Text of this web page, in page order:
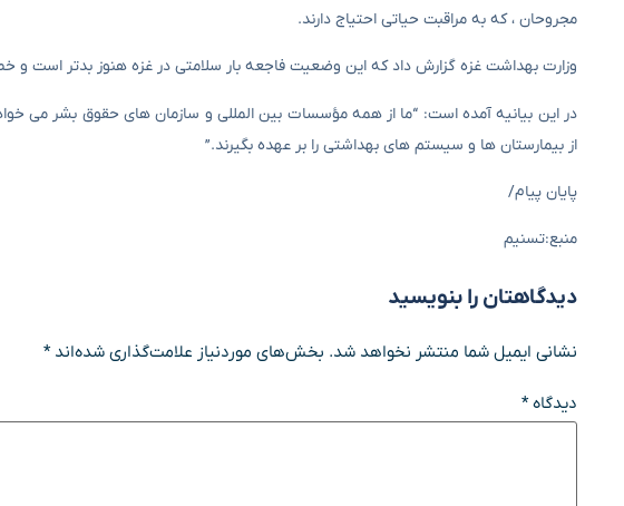
مجروحان ، که به مراقبت حیاتی احتیاج دارند.
وزارت بهداشت غزه گزارش داد که این وضعیت فاجعه بار سلامتی در غزه هنوز بدتر است
در این بیانیه آمده است: “ما از همه مؤسسات بین المللی و سازمان های حقوق بشر می
از بیمارستان ها و سیستم های بهداشتی را بر عهده بگیرند.”
پایان پیام/
منبع:تسنیم
دیدگاهتان را بنویسید
نشانی ایمیل شما منتشر نخواهد شد. بخش‌های موردنیاز علامت‌گذاری شده‌اند*
دیدگاه*